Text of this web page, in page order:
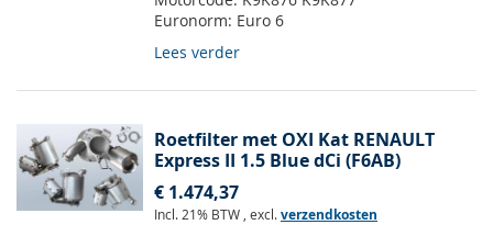
Euronorm: Euro 6
Lees verder
Roetfilter met OXI Kat RENAULT
Express II 1.5 Blue dCi (F6AB)
€ 1.474,37
Incl. 21% BTW , excl.verzendkosten